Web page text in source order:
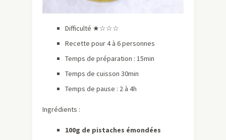
Difficulté ★☆☆☆
Recette pour 4 à 6 personnes
Temps de préparation : 15min
Temps de cuisson 30min
Temps de pause : 2 à 4h
Ingrédients :
100g de pistaches émondées